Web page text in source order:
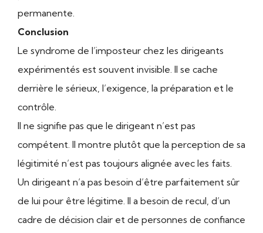
permanente.
Conclusion
Le syndrome de l’imposteur chez les dirigeants
expérimentés est souvent invisible. Il se cache
derrière le sérieux, l’exigence, la préparation et le
contrôle.
Il ne signifie pas que le dirigeant n’est pas
compétent. Il montre plutôt que la perception de sa
légitimité n’est pas toujours alignée avec les faits.
Un dirigeant n’a pas besoin d’être parfaitement sûr
de lui pour être légitime. Il a besoin de recul, d’un
cadre de décision clair et de personnes de confiance